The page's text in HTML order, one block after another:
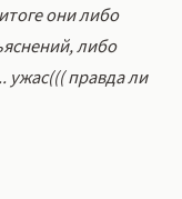
они либо
либо
ужас((( правда ли